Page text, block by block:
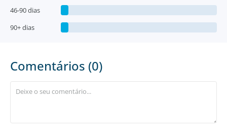
46-90 dias
90+ dias
Comentários (0)